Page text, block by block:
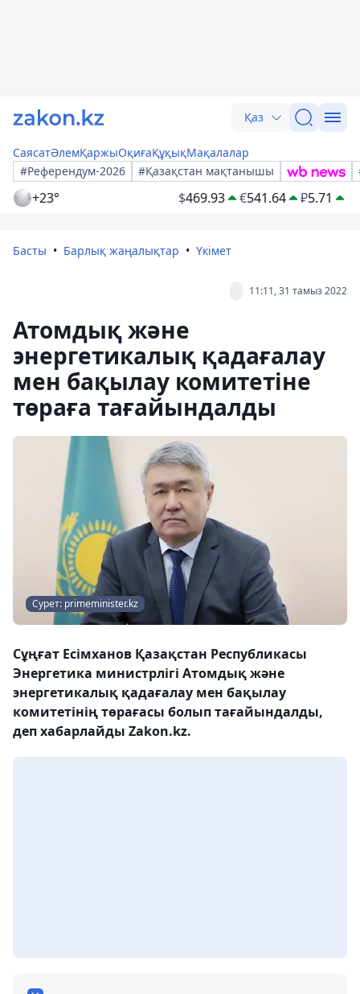
Қаз
СаясатӘлемҚаржыОқиғаҚұқықМақалалар
#Референдум-2026
#Қазақстан мақтанышы
+23° $469.93 €541.64 ₽5.71
Басты Барлық жаңалықтар Үкімет
11:11, 31 тамыз 2022
Атомдық және
энергетикалық қадағалау
мен бақылау комитетіне
төраға тағайындалды
Сурет: primeminister.kz
Сұңғат Есімханов Қазақстан Республикасы
Энергетика министрлігі Атомдық және
энергетикалық қадағалау мен бақылау
комитетінің төрағасы болып тағайындалды,
деп хабарлайды Zakon.kz.